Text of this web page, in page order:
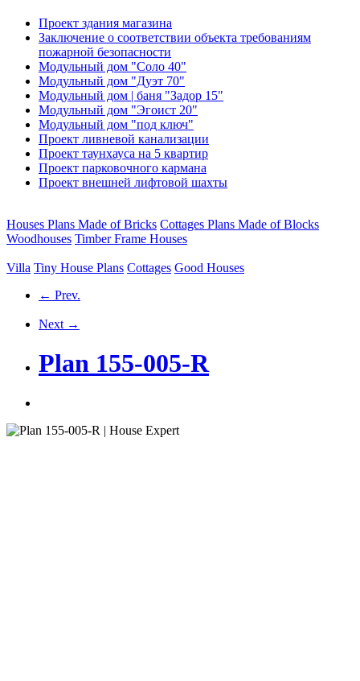
Проект здания магазина
Заключение о соответствии объекта требованиям
пожарной безопасности
Модульный дом "Соло 40"
Модульный дом "Дуэт 70"
Модульный дом | баня "Задор 15"
Модульный дом "Эгоист 20"
Модульный дом "под ключ"
Проект ливневой канализации
Проект таунхауса на 5 квартир
Проект парковочного кармана
Проект внешней лифтовой шахты
Houses Plans Made of Bricks Cottages Plans Made of Blocks
Woodhouses Timber Frame Houses
Villa Tiny House Plans Cottages Good Houses
← Prev.
Next →
Plan 155-005-R